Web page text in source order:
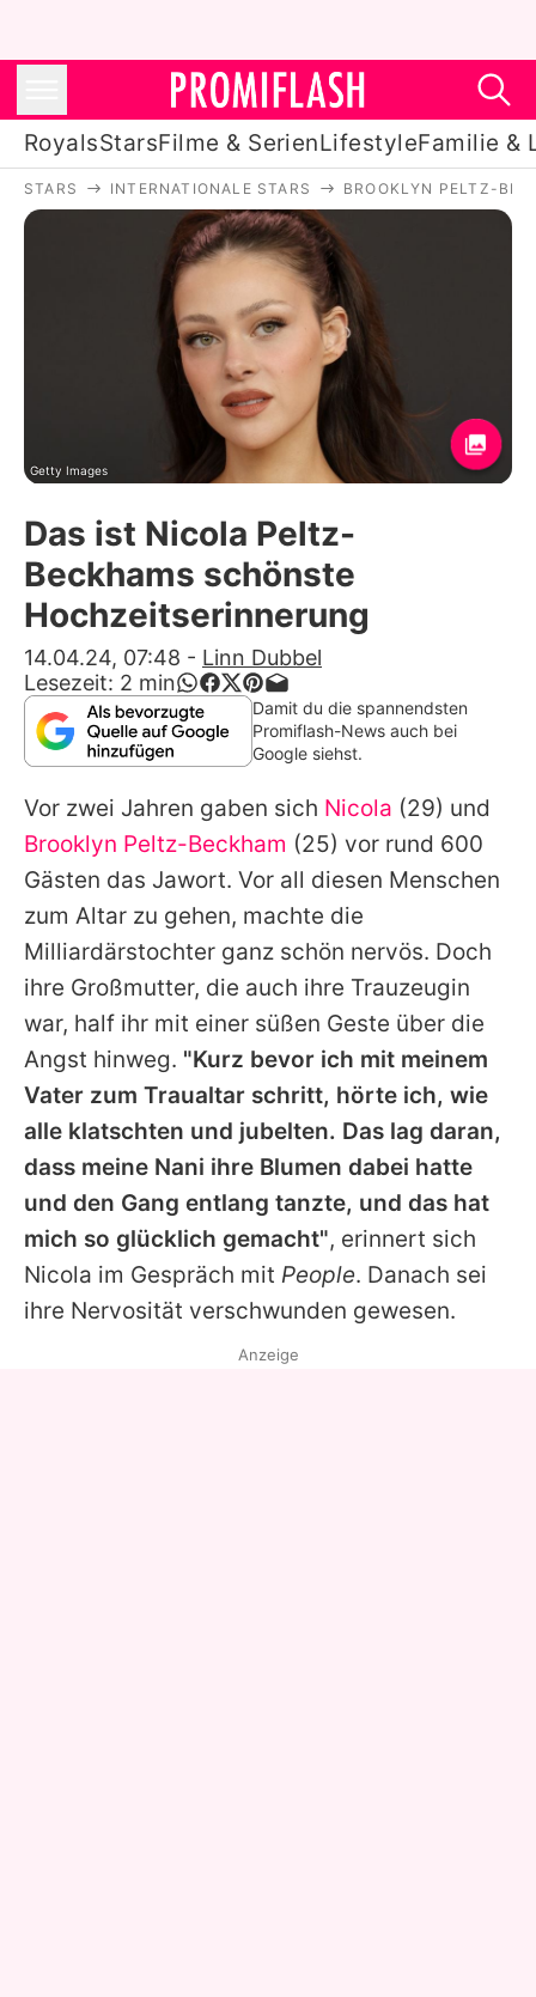
RoyalsStarsFilme & SerienLifestyleFamilie &
Royals
Stars
Filme & Serien
Lifestyle
Familie & Liebe
Promiflash Exklusiv
Alle Themen auf Promiflash
App runterladen
Team
Redaktionelle Richtlinien
Impressum
Datenschutzerklärung
Nutzungsbedingungen
Utiq verwalten
STARS INTERNATIONALE STARS BROOKLYN PELTZ-
Getty Images
Das ist Nicola Peltz-
Beckhams schönste
Hochzeitserinnerung
14.04.24, 07:48 - Linn Dubbel
Lesezeit: 2 min
Damit du die spannendsten
Promiflash-News auch bei
Google siehst.
Vor zwei Jahren gaben sich Nicola (29) und
Brooklyn Peltz-Beckham (25) vor rund 600
Gästen das Jawort. Vor all diesen Menschen
zum Altar zu gehen, machte die
Milliardärstochter ganz schön nervös. Doch
ihre Großmutter, die auch ihre Trauzeugin
war, half ihr mit einer süßen Geste über die
Angst hinweg. "Kurz bevor ich mit meinem
Vater zum Traualtar schritt, hörte ich, wie
alle klatschten und jubelten. Das lag daran,
dass meine Nani ihre Blumen dabei hatte
und den Gang entlang tanzte, und das hat
mich so glücklich gemacht", erinnert sich
Nicola im Gespräch mit People. Danach sei
ihre Nervosität verschwunden gewesen.
Anzeige